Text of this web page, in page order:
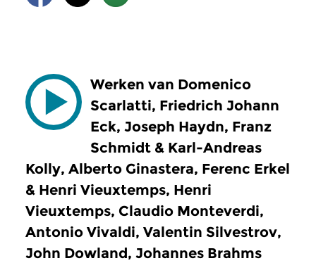
Werken van Domenico
Scarlatti, Friedrich Johann
Eck, Joseph Haydn, Franz
Schmidt & Karl-Andreas
Kolly, Alberto Ginastera, Ferenc Erkel
& Henri Vieuxtemps, Henri
Vieuxtemps, Claudio Monteverdi,
Antonio Vivaldi, Valentin Silvestrov,
John Dowland, Johannes Brahms